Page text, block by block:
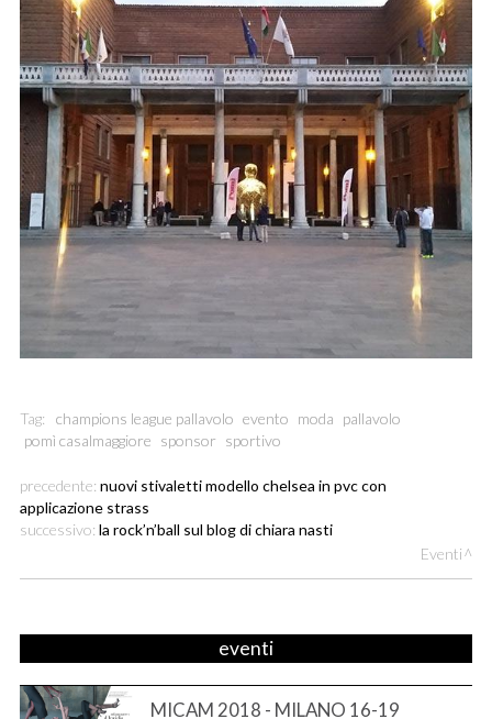
Tag: champions league pallavolo evento moda pallavolo
pomì casalmaggiore sponsor sportivo
precedente: nuovi stivaletti modello chelsea in pvc con
applicazione strass
successivo: la rock’n’ball sul blog di chiara nasti
Eventi
eventi
MICAM 2018 - MILANO 16-19